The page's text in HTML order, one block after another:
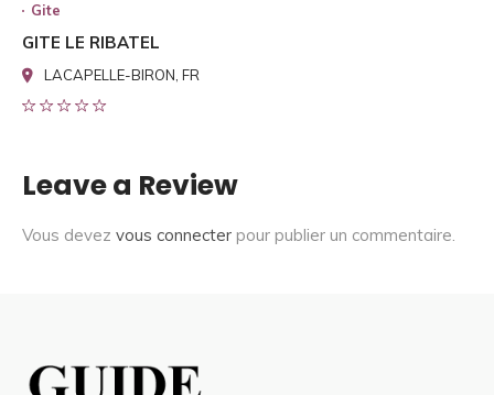
Gite
GITE LE RIBATEL
LACAPELLE-BIRON, FR
Leave a Review
Vous devez vous connecter pour publier un commentaire.